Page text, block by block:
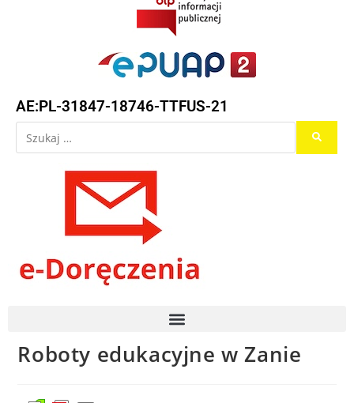
AE:PL-31847-18746-TTFUS-21
Roboty edukacyjne w Zanie